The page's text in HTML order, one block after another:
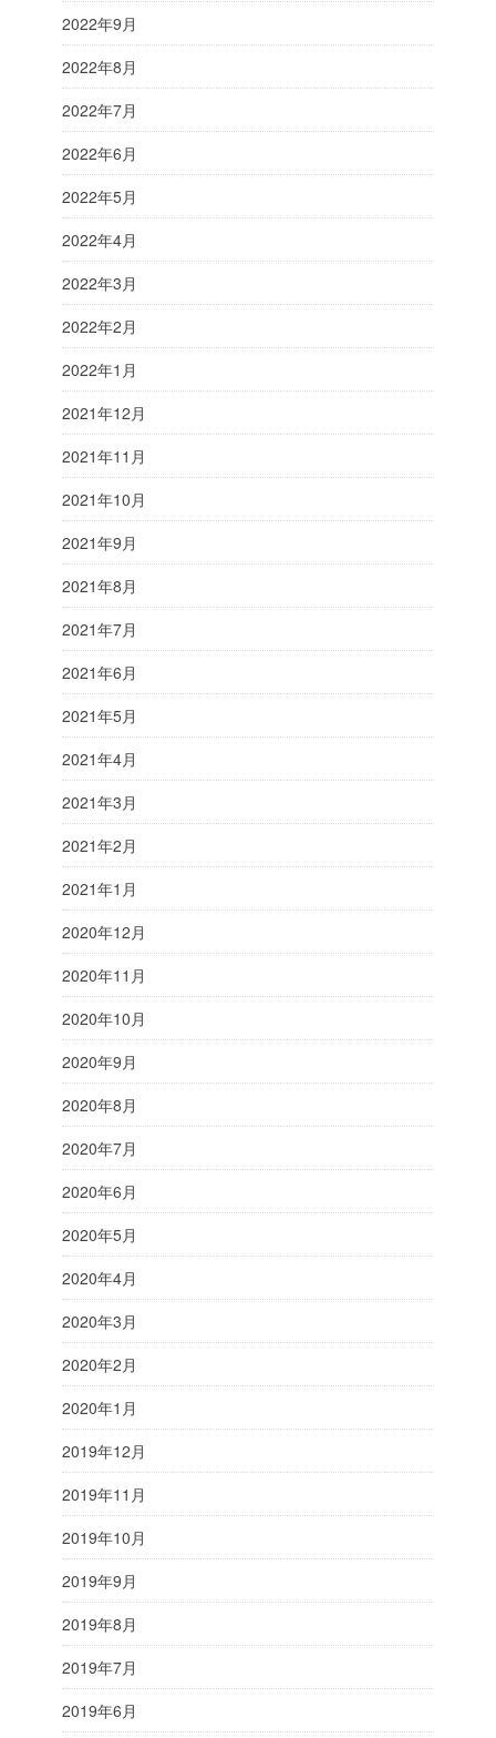
2022年9月
2022年8月
2022年7月
2022年6月
2022年5月
2022年4月
2022年3月
2022年2月
2022年1月
2021年12月
2021年11月
2021年10月
2021年9月
2021年8月
2021年7月
2021年6月
2021年5月
2021年4月
2021年3月
2021年2月
2021年1月
2020年12月
2020年11月
2020年10月
2020年9月
2020年8月
2020年7月
2020年6月
2020年5月
2020年4月
2020年3月
2020年2月
2020年1月
2019年12月
2019年11月
2019年10月
2019年9月
2019年8月
2019年7月
2019年6月